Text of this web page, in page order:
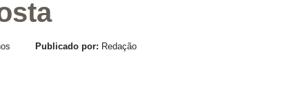
Publicado por: Redação